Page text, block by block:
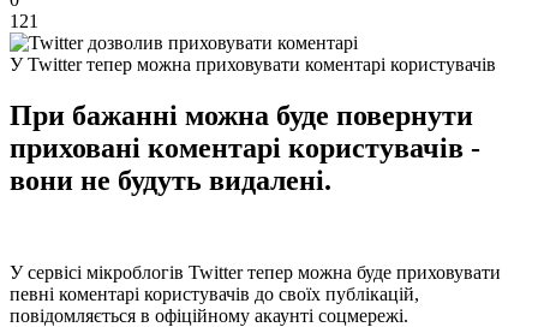
121
У Twitter тепер можна приховувати коментарі користувачів
При бажанні можна буде повернути
приховані коментарі користувачів -
вони не будуть видалені.
У сервісі мікроблогів Twitter тепер можна буде приховувати
певні коментарі користувачів до своїх публікацій,
повідомляється в офіційному акаунті соцмережі.